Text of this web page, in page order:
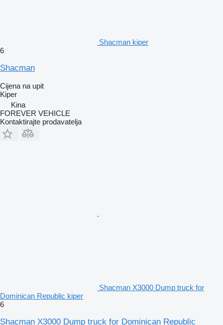
Shacman kiper
6
Shacman
Cijena na upit
Kiper
Kina
FOREVER VEHICLE
Kontaktirajte prodavatelja
Shacman X3000 Dump truck for
Dominican Republic kiper
6
Shacman X3000 Dump truck for Dominican Republic